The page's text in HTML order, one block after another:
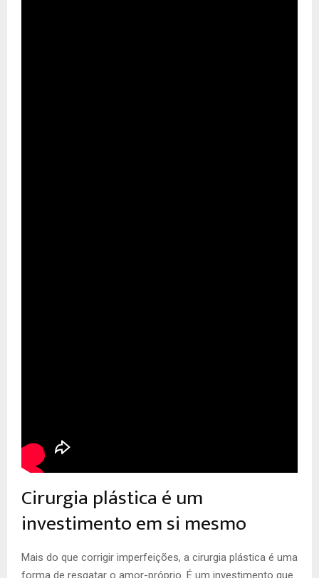
Cirurgia plástica é um
investimento em si mesmo
Mais do que corrigir imperfeições, a cirurgia plástica é uma
forma de resgatar o amor-próprio. É um investimento que